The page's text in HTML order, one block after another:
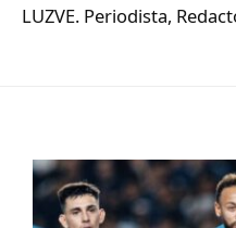
LUZVE. Periodista,